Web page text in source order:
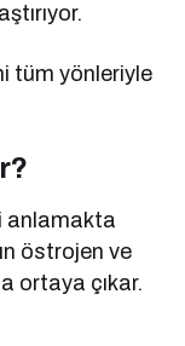
tüm yönleriyle
anlamakta
östrojen ve
ortaya çıkar.